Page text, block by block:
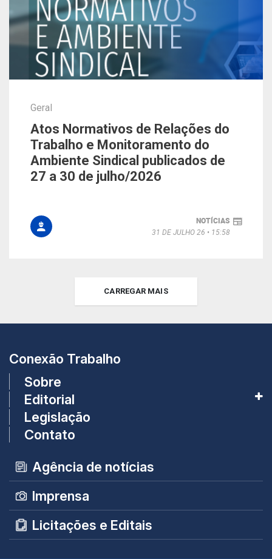
Geral
Atos Normativos de Relações do
Trabalho e Monitoramento do
Ambiente Sindical publicados de
27 a 30 de julho/2026
NOTÍCIAS
31 DE JULHO 26
15:58
CARREGAR MAIS
Conexão Trabalho
Sobre
Editorial
Legislação
Contato
Agência de notícias
Imprensa
Licitações e Editais